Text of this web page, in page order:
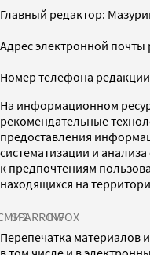
Главный редактор:
Адрес электронной почты
Номер телефона
На информационном
рекомендательные
предоставления
систематизации и
к предпочтениям
находящихся на
SPARROWINFOX
Перепечатка материалов